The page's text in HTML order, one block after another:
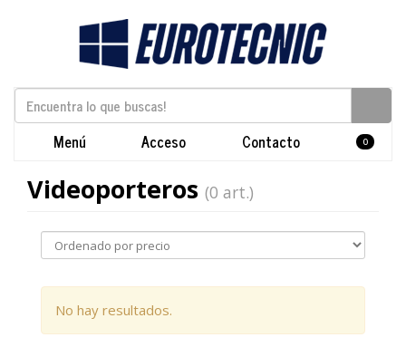
Menú Acceso Contacto 0
Videoporteros (0 art.)
No hay resultados.